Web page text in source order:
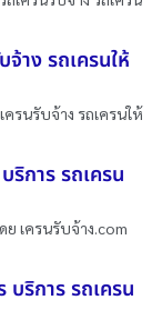
าง รถเครนให้
รนรับจ้าง รถเครนให้
ริการ รถเครน
เครนรับจ้าง.com
บริการ รถเครน